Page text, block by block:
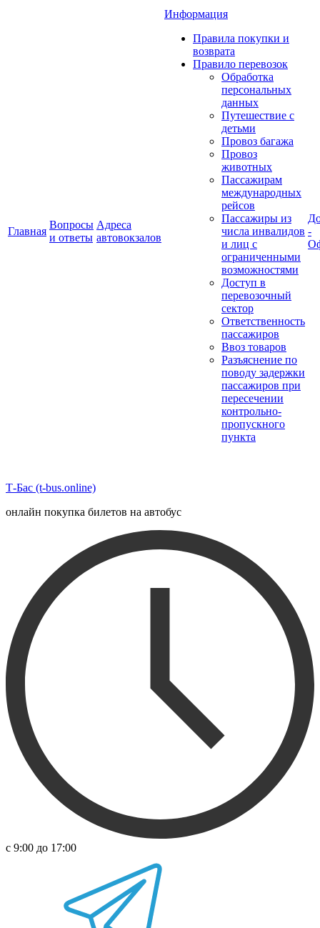
Главная
Вопросы
и ответы
Адреса
автовокзалов
Информация
Правила покупки и
возврата
Правило перевозок
Обработка
персональных
данных
Путешествие с
детьми
Провоз багажа
Провоз
животных
Пассажирам
международных
рейсов
Пассажиры из
числа инвалидов
и лиц с
ограниченными
возможностями
Доступ в
перевозочный
сектор
Ответственность
пассажиров
Ввоз товаров
Разъяснение по
поводу задержки
пассажиров при
пересечении
контрольно-
пропускного
пункта
-
Т-Бас (t-bus.online)
онлайн покупка билетов на автобус
с 9:00 до 17:00